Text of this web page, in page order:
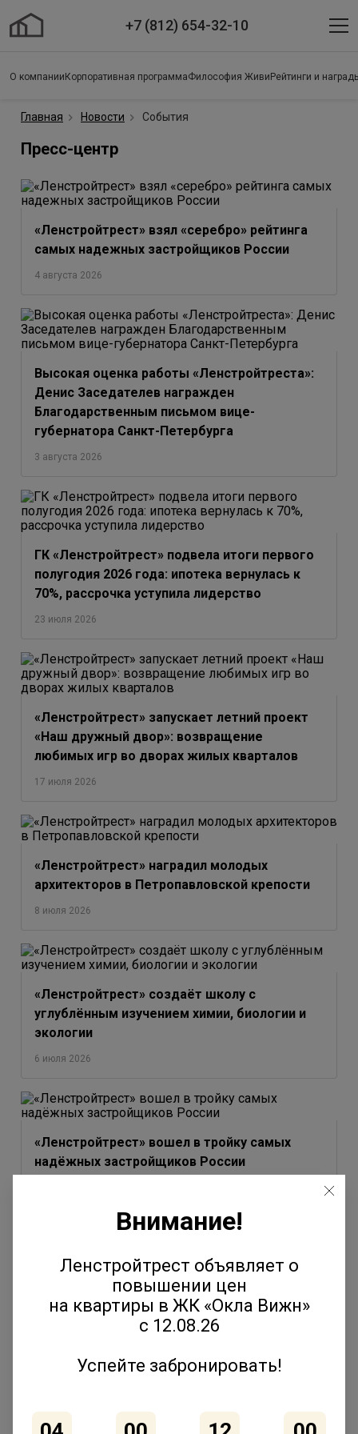
+7 (812) 654-32-10
О компании Корпоративная программаФилософия Живи Рейтинги и
Главная Новости События
Пресс-центр
«Ленстройтрест» взял «серебро» рейтинга
самых надежных застройщиков России
4 августа 2026
Высокая оценка работы «Ленстройтреста»:
Денис Заседателев награжден
Благодарственным письмом вице-
губернатора Санкт-Петербурга
3 августа 2026
ГК «Ленстройтрест» подвела итоги первого
полугодия 2026 года: ипотека вернулась к
70%, рассрочка уступила лидерство
23 июля 2026
«Ленстройтрест» запускает летний проект
«Наш дружный двор»: возвращение
любимых игр во дворах жилых кварталов
17 июля 2026
«Ленстройтрест» наградил молодых
архитекторов в Петропавловской крепости
8 июля 2026
«Ленстройтрест» создаёт школу с
углублённым изучением химии, биологии и
экологии
6 июля 2026
«Ленстройтрест» вошел в тройку самых
надёжных застройщиков России
Юлия Молчанова выступила на форуме
«Движение» с темой эволюции соседских
Внимание!
Ленстройтрест объявляет о
повышении цен
на квартиры в ЖК «Окла Вижн»
с 12.08.26
Успейте забронировать!